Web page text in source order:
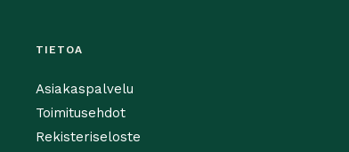
TIETOA
Asiakaspalvelu
Toimitusehdot
Rekisteriseloste